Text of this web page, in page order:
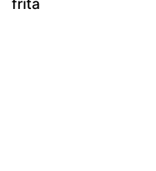
frita